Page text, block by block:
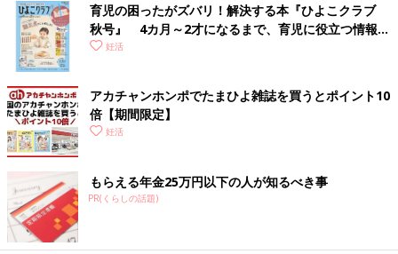
育児の困ったがズバリ！解決する本『ひよこクラブ
秋号』 4カ月～2才になるまで、育児に役立つ情報が
いっぱい！
妊活
アカチャンホンポでたまひよ雑誌を買うとポイント10
倍【期間限定】
妊活
もらえる年金25万円以下の人が知るべき事
PR(くらしの話題)